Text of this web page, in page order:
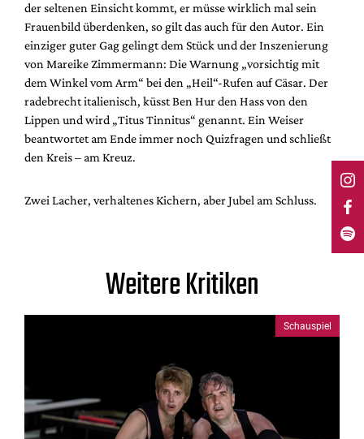
der seltenen Einsicht kommt, er müsse wirklich mal sein
Frauenbild überdenken, so gilt das auch für den Autor. Ein
einziger guter Gag gelingt dem Stück und der Inszenierung
von Mareike Zimmermann: Die Warnung „vorsichtig mit
dem Winkel vom Arm“ bei den „Heil“-Rufen auf Cäsar. Der
radebrecht italienisch, küsst Ben Hur den Hass von den
Lippen und wird „Titus Tinnitus“ genannt. Ein Weiser
beantwortet am Ende immer noch Quizfragen und schließt
den Kreis – am Kreuz.
Zwei Lacher, verhaltenes Kichern, aber Jubel am Schluss.
Weitere Kritiken
Schauspiel